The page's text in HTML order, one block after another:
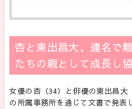
杏と東出昌大、連名で
たちの親として成長し協
女優の杏（34）と俳優の東出昌
の所属事務所を通じて文書で発表